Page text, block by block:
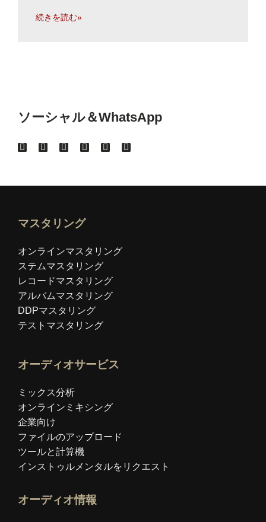
続きを読む»
ソーシャル＆WhatsApp
マスタリング
オンラインマスタリング
ステムマスタリング
レコードマスタリング
アルバムマスタリング
DDPマスタリング
テストマスタリング
オーディオサービス
ミックス分析
オンラインミキシング
企業向け
ファイルのアップロード
ツールと計算機
インストゥルメンタルをリクエスト
オーディオ情報